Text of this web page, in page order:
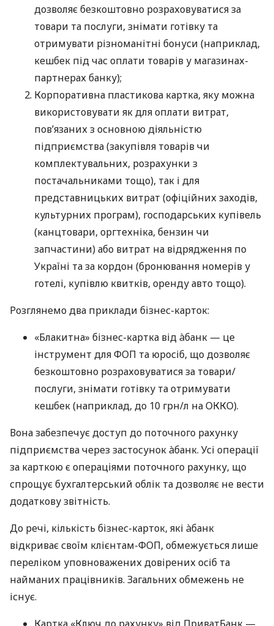
дозволяє безкоштовно розраховуватися за
товари та послуги, знімати готівку та
отримувати різноманітні бонуси (наприклад,
кешбек під час оплати товарів у магазинах-
партнерах банку);
Корпоративна пластикова картка, яку можна
використовувати як для оплати витрат,
пов’язаних з основною діяльністю
підприємства (закупівля товарів чи
комплектувальних, розрахунки з
постачальниками тощо), так і для
представницьких витрат (офіційних заходів,
культурних програм), господарських купівель
(канцтовари, оргтехніка, бензин чи
запчастини) або витрат на відрядження по
Україні та за кордон (бронювання номерів у
готелі, купівлю квитків, оренду авто тощо).
Розглянемо два приклади бізнес-карток:
«Блакитна» бізнес-картка від àбанк — це
інструмент для ФОП та юросіб, що дозволяє
безкоштовно розраховуватися за товари/
послуги, знімати готівку та отримувати
кешбек (наприклад, до 10 грн/л на ОККО).
Вона забезпечує доступ до поточного рахунку
підприємства через застосунок àбанк. Усі операції
за карткою є операціями поточного рахунку, що
спрощує бухгалтерський облік та дозволяє не вести
додаткову звітність.
До речі, кількість бізнес-карток, які àбанк
відкриває своїм клієнтам-ФОП, обмежується лише
переліком уповноважених довірених осіб та
найманих працівників. Загальних обмежень не
існує.